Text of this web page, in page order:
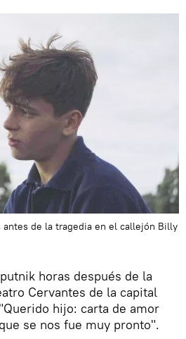
antes de la tragedia en el callejón Billy
horas después de la
Cervantes de la capital
hijo: carta de amor
se nos fue muy pronto".